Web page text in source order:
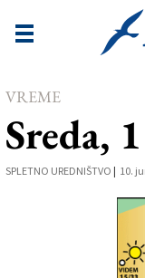
Novice
Goriška
Kultura
Šport
VREME
Sreda,
SPLETNO UREDNIŠTVO | 10.